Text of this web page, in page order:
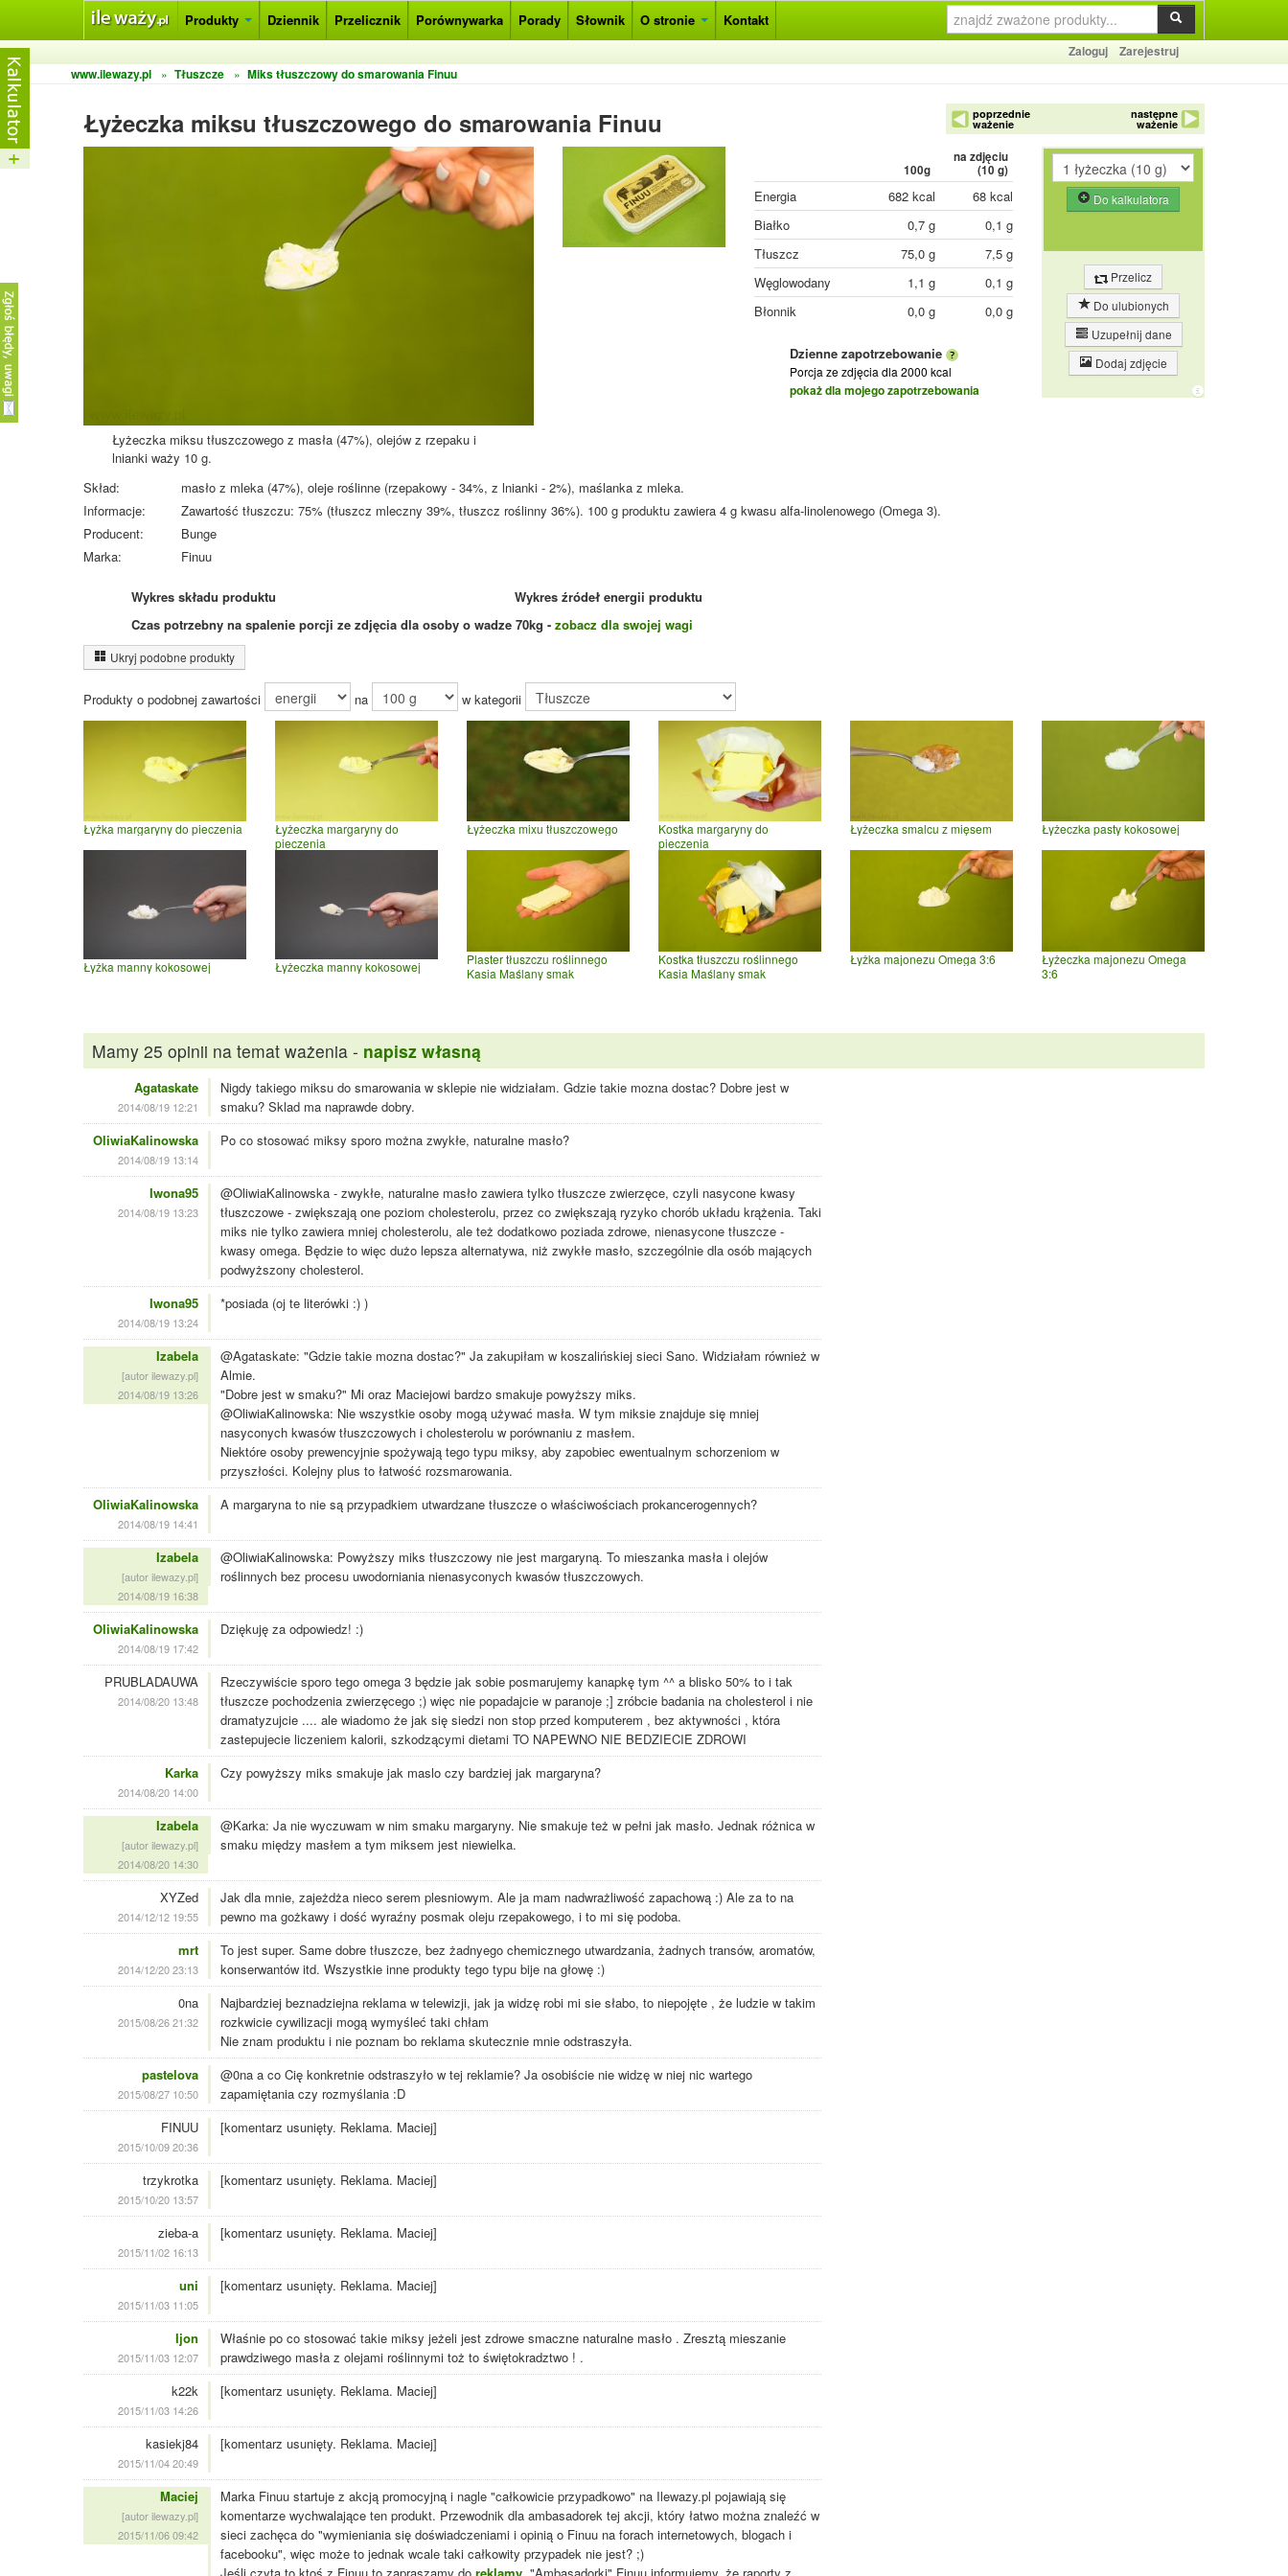
Produkty Dziennik Przelicznik Porównywarka Porady Słownik O stronie Kontakt
Zaloguj
Zarejestruj
www.ilewazy.pl
» Tłuszcze » Miks tłuszczowy do smarowania Finuu
Łyżeczka miksu tłuszczowego do smarowania Finuu poprzednie
ważenie
następne
ważenie
Łyżeczka miksu tłuszczowego z masła (47%), olejów z rzepaku i
lnianki waży 10 g.
100g
na zdjęciu
(10 g)
Energia 682 kcal
68 kcal
Białko
0,7 g
0,1 g
Tłuszcz
75,0 g
7,5 g
Węglowodany
1,1 g
0,1 g
Błonnik
0,0 g 0,0 g
Dzienne zapotrzebowanie
Porcja ze zdjęcia dla 2000 kcal
pokaż dla mojego zapotrzebowania
Do kalkulatora
Przelicz
Do ulubionych
Uzupełnij dane
Dodaj zdjęcie
Skład:
masło z mleka (47%), oleje roślinne (rzepakowy - 34%, z lnianki - 2%), maślanka z mleka.
Informacje:
Zawartość tłuszczu: 75% (tłuszcz mleczny 39%, tłuszcz roślinny 36%). 100 g produktu zawiera 4 g kwasu alfa-linolenowego (Omega 3).
Producent:
Bunge
Marka:
Finuu
Wykres składu produktu
Wykres źródeł energii produktu
Czas potrzebny na spalenie porcji ze zdjęcia dla osoby o wadze 70kg - zobacz dla swojej wagi
Ukryj podobne produkty
Produkty o podobnej zawartości na w kategorii
Łyżka margaryny do pieczenia
Łyżeczka margaryny do
pieczenia
Łyżeczka mixu tłuszczowego
Kostka margaryny do
pieczenia
Łyżeczka smalcu z mięsem Łyżeczka pasty kokosowej
Łyżka manny kokosowej Łyżeczka manny kokosowej
Plaster tłuszczu roślinnego
Kasia Maślany smak
Kostka tłuszczu roślinnego
Kasia Maślany smak
Łyżka majonezu Omega 3:6
Łyżeczka majonezu Omega
3:6
Mamy 25 opinii na temat ważenia - napisz własną
Agataskate
2014/08/19 12:21
Nigdy takiego miksu do smarowania w sklepie nie widziałam. Gdzie takie mozna dostac? Dobre jest w
smaku? Sklad ma naprawde dobry.
OliwiaKalinowska
2014/08/19 13:14
Po co stosować miksy sporo można zwykłe, naturalne masło?
Iwona95
2014/08/19 13:23
@OliwiaKalinowska - zwykłe, naturalne masło zawiera tylko tłuszcze zwierzęce, czyli nasycone kwasy
tłuszczowe - zwiększają one poziom cholesterolu, przez co zwiększają ryzyko chorób układu krążenia. Taki
miks nie tylko zawiera mniej cholesterolu, ale też dodatkowo poziada zdrowe, nienasycone tłuszcze -
kwasy omega. Będzie to więc dużo lepsza alternatywa, niż zwykłe masło, szczególnie dla osób mających
podwyższony cholesterol.
Iwona95
2014/08/19 13:24
*posiada (oj te literówki :) )
Izabela
[autor ilewazy.pl]
2014/08/19 13:26
@Agataskate: "Gdzie takie mozna dostac?" Ja zakupiłam w koszalińskiej sieci Sano. Widziałam również w
Almie.
"Dobre jest w smaku?" Mi oraz Maciejowi bardzo smakuje powyższy miks.
@OliwiaKalinowska: Nie wszystkie osoby mogą używać masła. W tym miksie znajduje się mniej
nasyconych kwasów tłuszczowych i cholesterolu w porównaniu z masłem.
Niektóre osoby prewencyjnie spożywają tego typu miksy, aby zapobiec ewentualnym schorzeniom w
przyszłości. Kolejny plus to łatwość rozsmarowania.
OliwiaKalinowska
2014/08/19 14:41
A margaryna to nie są przypadkiem utwardzane tłuszcze o właściwościach prokancerogennych?
Izabela
[autor ilewazy.pl]
2014/08/19 16:38
@OliwiaKalinowska: Powyższy miks tłuszczowy nie jest margaryną. To mieszanka masła i olejów
roślinnych bez procesu uwodorniania nienasyconych kwasów tłuszczowych.
OliwiaKalinowska
2014/08/19 17:42
Dziękuję za odpowiedz! :)
PRUBLADAUWA
2014/08/20 13:48
Rzeczywiście sporo tego omega 3 będzie jak sobie posmarujemy kanapkę tym ^^ a blisko 50% to i tak
tłuszcze pochodzenia zwierzęcego ;) więc nie popadajcie w paranoje ;] zróbcie badania na cholesterol i nie
dramatyzujcie .... ale wiadomo że jak się siedzi non stop przed komputerem , bez aktywności , która
zastepujecie liczeniem kalorii, szkodzącymi dietami TO NAPEWNO NIE BEDZIECIE ZDROWI
Karka
2014/08/20 14:00
Czy powyższy miks smakuje jak maslo czy bardziej jak margaryna?
Izabela
[autor ilewazy.pl]
2014/08/20 14:30
@Karka: Ja nie wyczuwam w nim smaku margaryny. Nie smakuje też w pełni jak masło. Jednak różnica w
smaku między masłem a tym miksem jest niewielka.
XYZed
2014/12/12 19:55
Jak dla mnie, zajeżdża nieco serem plesniowym. Ale ja mam nadwrażliwość zapachową :) Ale za to na
pewno ma gożkawy i dość wyraźny posmak oleju rzepakowego, i to mi się podoba.
mrt
2014/12/20 23:13
To jest super. Same dobre tłuszcze, bez żadnyego chemicznego utwardzania, żadnych transów, aromatów,
konserwantów itd. Wszystkie inne produkty tego typu bije na głowę :)
0na
2015/08/26 21:32
Najbardziej beznadziejna reklama w telewizji, jak ja widzę robi mi sie słabo, to niepojęte , że ludzie w takim
rozkwicie cywilizacji mogą wymyśleć taki chłam
Nie znam produktu i nie poznam bo reklama skutecznie mnie odstraszyła.
pastelova
2015/08/27 10:50
@0na a co Cię konkretnie odstraszyło w tej reklamie? Ja osobiście nie widzę w niej nic wartego
zapamiętania czy rozmyślania :D
FINUU
2015/10/09 20:36
[komentarz usunięty. Reklama. Maciej]
trzykrotka
2015/10/20 13:57
[komentarz usunięty. Reklama. Maciej]
zieba-a
2015/11/02 16:13
[komentarz usunięty. Reklama. Maciej]
uni
2015/11/03 11:05
[komentarz usunięty. Reklama. Maciej]
Ijon
2015/11/03 12:07
Właśnie po co stosować takie miksy jeżeli jest zdrowe smaczne naturalne masło . Zresztą mieszanie
prawdziwego masła z olejami roślinnymi toż to świętokradztwo ! .
k22k
2015/11/03 14:26
[komentarz usunięty. Reklama. Maciej]
kasiekj84
2015/11/04 20:49
[komentarz usunięty. Reklama. Maciej]
Maciej
[autor ilewazy.pl]
2015/11/06 09:42
Marka Finuu startuje z akcją promocyjną i nagle "całkowicie przypadkowo" na Ilewazy.pl pojawiają się
komentarze wychwalające ten produkt. Przewodnik dla ambasadorek tej akcji, który łatwo można znaleźć w
sieci zachęca do "wymieniania się doświadczeniami i opinią o Finuu na forach internetowych, blogach i
facebooku", więc może to jednak wcale taki całkowity przypadek nie jest? ;)